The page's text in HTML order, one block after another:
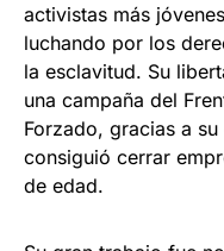
activistas más
luchando por los
la esclavitud. Su
una campaña del
Forzado, gracias a
consiguió cerrar
de edad.